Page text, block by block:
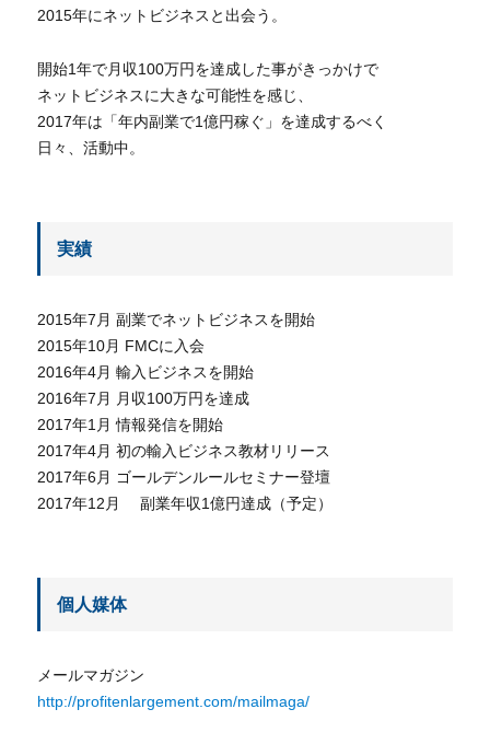
2015年にネットビジネスと出会う。
開始1年で月収100万円を達成した事がきっかけで
ネットビジネスに大きな可能性を感じ、
2017年は「年内副業で1億円稼ぐ」を達成するべく
日々、活動中。
実績
2015年7月 副業でネットビジネスを開始
2015年10月 FMCに入会
2016年4月 輸入ビジネスを開始
2016年7月 月収100万円を達成
2017年1月 情報発信を開始
2017年4月 初の輸入ビジネス教材リリース
2017年6月 ゴールデンルールセミナー登壇
2017年12月 副業年収1億円達成（予定）
個人媒体
メールマガジン
http://profitenlargement.com/mailmaga/